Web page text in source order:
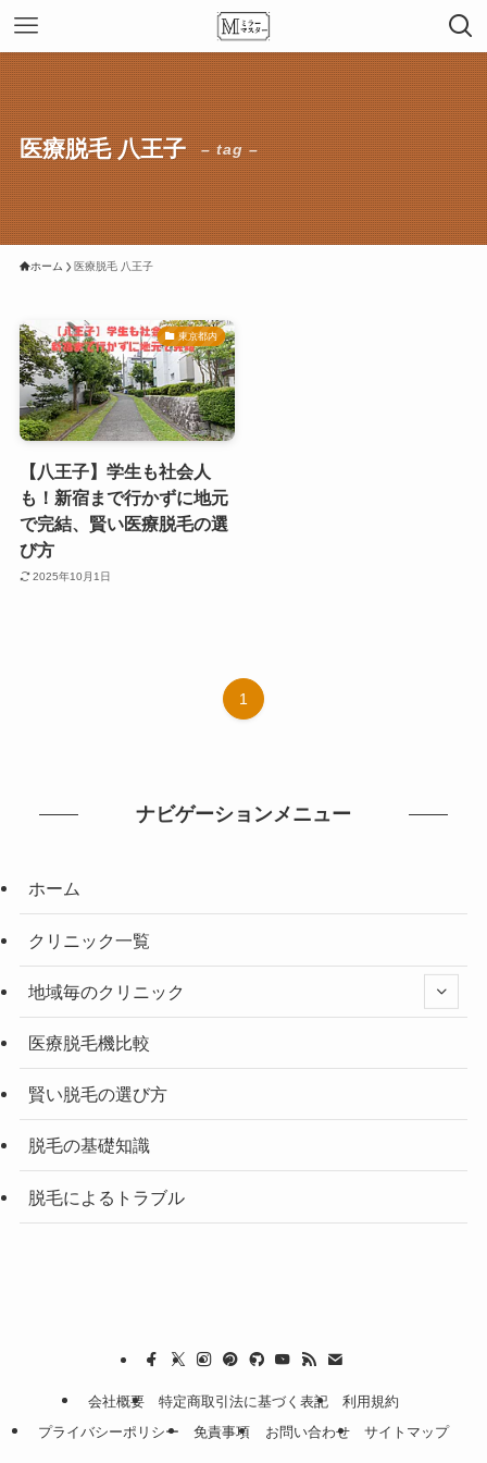
医療脱毛 八王子 – tag –
ホーム 医療脱毛 八王子
東京都内
【八王子】学生も社会人
も！新宿まで行かずに地元
で完結、賢い医療脱毛の選
び方
2025年10月1日
1
ナビゲーションメニュー
ホーム
クリニック一覧
地域毎のクリニック
医療脱毛機比較
賢い脱毛の選び方
脱毛の基礎知識
脱毛によるトラブル
会社概要 特定商取引法に基づく表記
利用規約
プライバシーポリシー
免責事項 お問い合わせ サイトマップ